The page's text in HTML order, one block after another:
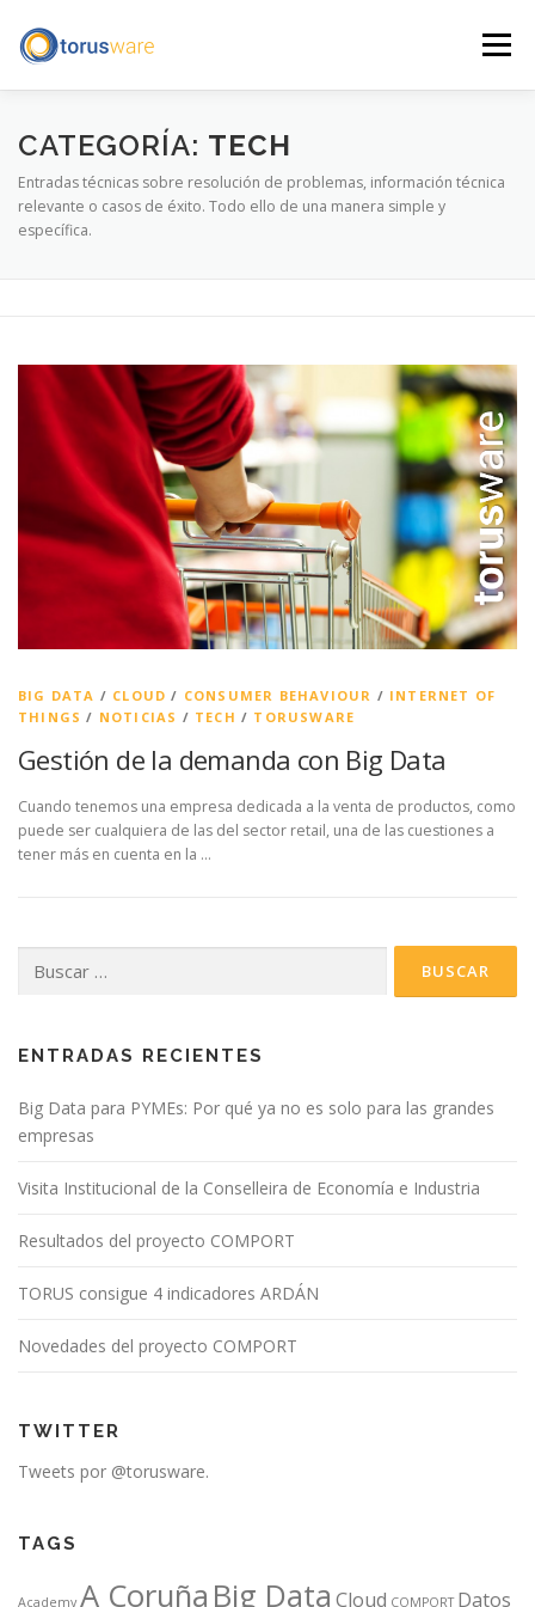
contenido
Menú
INICIO QUÉ HACEMOS
BLOG
CATEGORÍA: TECH
Entradas técnicas sobre resolución de problemas, información técnica
relevante o casos de éxito. Todo ello de una manera simple y
específica.
BIG DATA / CLOUD / CONSUMER BEHAVIOUR / INTERNET OF
THINGS / NOTICIAS / TECH / TORUSWARE
Gestión de la demanda con Big Data
Cuando tenemos una empresa dedicada a la venta de productos, como
puede ser cualquiera de las del sector retail, una de las cuestiones a
tener más en cuenta en la …
ENTRADAS RECIENTES
Big Data para PYMEs: Por qué ya no es solo para las grandes
empresas
Visita Institucional de la Conselleira de Economía e Industria
Resultados del proyecto COMPORT
TORUS consigue 4 indicadores ARDÁN
Novedades del proyecto COMPORT
TWITTER
Tweets por @torusware.
TAGS
Academy A Coruña Big Data Cloud COMPORT Datos